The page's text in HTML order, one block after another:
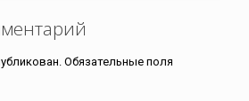
Обязательные поля